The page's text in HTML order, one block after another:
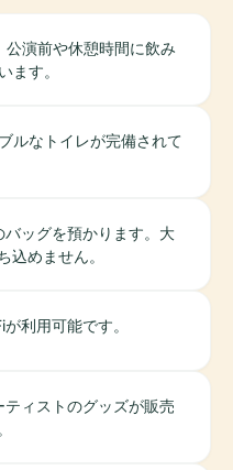
公演前や休憩時間に飲み
ます。
ルなトイレが完備されて
バッグを預かります。大
込めません。
利用可能です。
ィストのグッズが販売